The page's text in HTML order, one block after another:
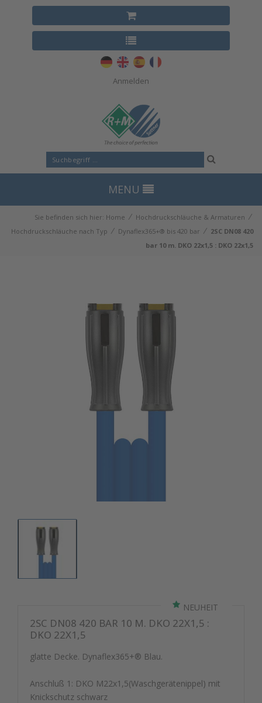
Anmelden
MENU
Sie befinden sich hier: Home ⁄ Hochdruckschläuche & Armaturen ⁄
Hochdruckschläuche nach Typ ⁄ Dynaflex365+® bis 420 bar ⁄ 2SC DN08 420
bar 10 m. DKO 22x1,5 : DKO 22x1,5
NEUHEIT
2SC DN08 420 BAR 10 M. DKO 22X1,5 :
DKO 22X1,5
glatte Decke. Dynaflex365+® Blau.
Anschluß 1: DKO M22x1,5(Waschgerätenippel) mit
Knickschutz schwarz